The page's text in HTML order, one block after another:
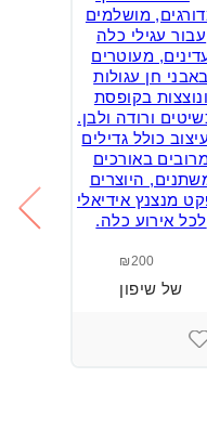
₪200
של שיפון